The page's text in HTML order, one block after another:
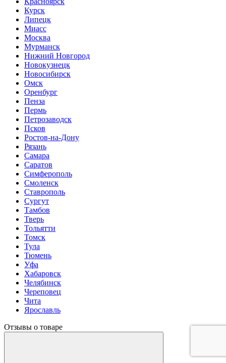
Курск
Липецк
Миасс
Москва
Мурманск
Нижний Новгород
Новокузнецк
Новосибирск
Омск
Оренбург
Пенза
Пермь
Петрозаводск
Псков
Ростов-на-Дону
Рязань
Самара
Саратов
Симферополь
Смоленск
Ставрополь
Сургут
Тамбов
Тверь
Тольятти
Томск
Тула
Тюмень
Уфа
Хабаровск
Челябинск
Череповец
Чита
Ярославль
Отзывы о товаре